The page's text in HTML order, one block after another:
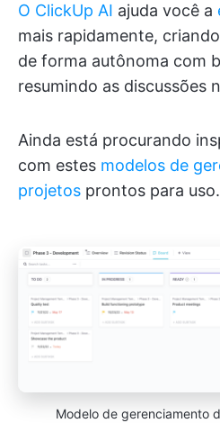
O ClickUp AI ajuda você a
mais rapidamente,
de forma autônoma com
resumindo as discussões
Ainda está procurando
com estes modelos de
projetos prontos para uso.
Modelo de gerenciamento